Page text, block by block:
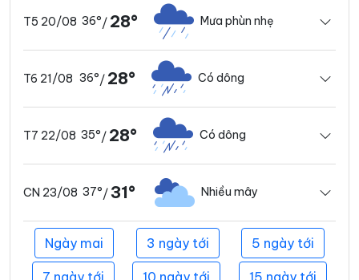
T5 20/08 36°/ 28° Mưa phùn nhẹ
T6 21/08 36°/ 28° Có dông
T7 22/08 35°/ 28° Có dông
CN 23/08 37°/31° Nhiều mây
Ngày mai 3 ngày tới 5 ngày tới
7 ngày tới 10 ngày tới 15 ngày tới